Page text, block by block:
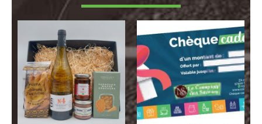
Plage
de
prix :
130,00 €
à
120,00 €